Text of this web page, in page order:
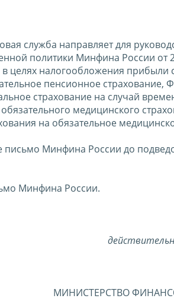
служба направляет для
политики Минфина России от
целях налогообложения
пенсионное страхование,
страхование на случай
медицинского
на обязательное
письмо Минфина России до
Минфина России.
МИНИСТЕРСТВО